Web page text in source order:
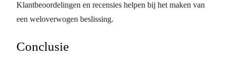
Klantbeoordelingen en recensies helpen bij het maken van
een weloverwogen beslissing.
Conclusie